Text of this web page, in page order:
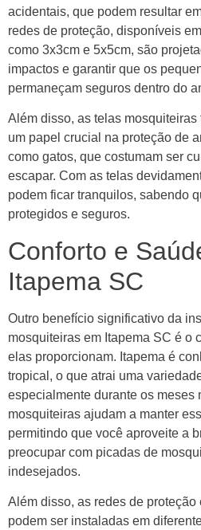
acidentais, que podem resultar
redes de proteção, disponíveis
como 3x3cm e 5x5cm, são
impactos e garantir que os
permaneçam seguros dentro do
Além disso, as telas
um papel crucial na proteção de
como gatos, que costumam ser
escapar. Com as telas
podem ficar tranquilos, sabendo
protegidos e seguros.
Conforto e
Itapema SC
Outro benefício significativo da
mosquiteiras em Itapema SC é o
elas proporcionam. Itapema é
tropical, o que atrai uma
especialmente durante os meses
mosquiteiras ajudam a manter
permitindo que você aproveite a
preocupar com picadas de
indesejados.
Além disso, as redes de
podem ser instaladas em